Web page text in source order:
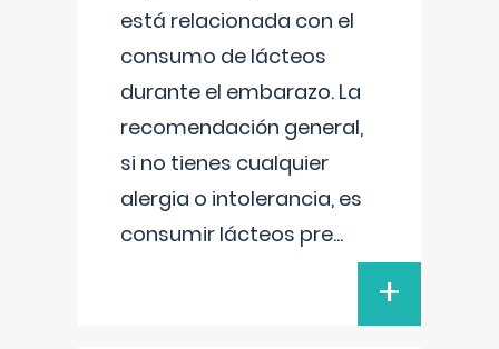
está relacionada con el
consumo de lácteos
durante el embarazo. La
recomendación general,
si no tienes cualquier
alergia o intolerancia, es
consumir lácteos pre...
+